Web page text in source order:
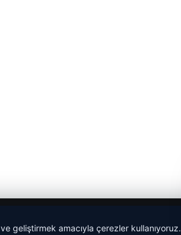
geliştirmek amacıyla çerezler kullanıyoruz.